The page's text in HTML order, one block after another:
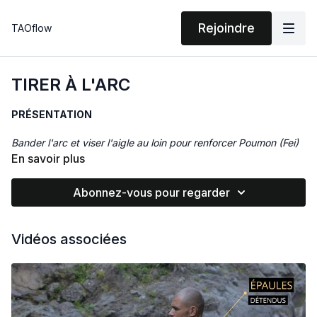
TAOflow Rejoindre
TIRER À L'ARC
PRÉSENTATION
Bander l'arc et viser l'aigle au loin pour renforcer Poumon (Fei)
et Reins (Shen).
exercice peu être pratiqué indépendament.
Huit Pièces de Brocart - Ba Duan Jin : N°3
ACTIONS
Un excellent Qi Gong pour les voix respiratoires :Ce
mouvement aide à réguler la circulation du Qi de la fonction
En savoir plus
Abonnez-vous pour regarder
Vidéos associées